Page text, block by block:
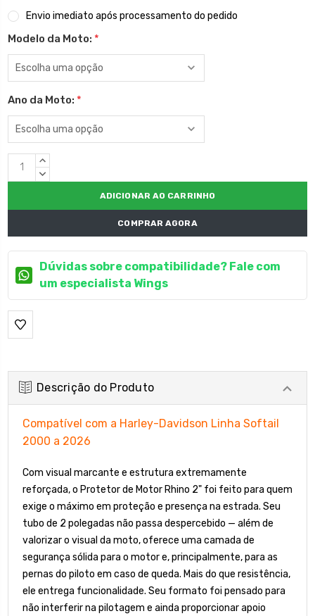
Envio imediato após processamento do pedido
Modelo da Moto: *
Ano da Moto: *
EstoqueQUANTIDADE
CRESCENTE:
QUANTIDADE
COMPRAR AGORA
Dúvidas sobre compatibilidade? Fale com
um especialista Wings
Descrição do Produto
Compatível com a Harley-Davidson Linha Softail
2000 a 2026
Com visual marcante e estrutura extremamente
reforçada, o Protetor de Motor Rhino 2" foi feito para quem
exige o máximo em proteção e presença na estrada. Seu
tubo de 2 polegadas não passa despercebido — além de
valorizar o visual da moto, oferece uma camada de
segurança sólida para o motor e, principalmente, para as
pernas do piloto em caso de queda. Mais do que resistência,
ele entrega funcionalidade. Seu formato foi pensado para
não interferir na pilotagem e ainda proporcionar apoio